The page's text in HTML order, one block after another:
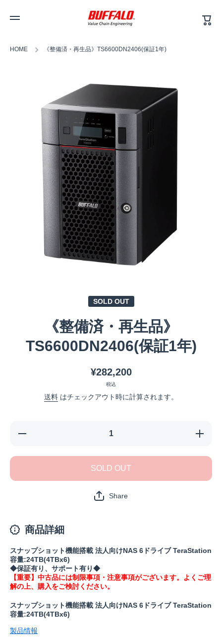
ー
ト
HOME 《整備済・再生品》TS6600DN2406(保証1年)
SOLD OUT
《整備済・再生品》
TS6600DN2406(保証1年)
¥282,200
税込
送料 はチェックアウト時に計算されます。
《整備済・再生
《整備
証1年)
SOLD OUT
Share
商品詳細
スナップショット機能搭載 法人向けNAS 6ドライブ TeraStation
容量:24TB(4TBx6)
◆保証有り、サポート有り◆
【重要】中古品には制限事項・注意事項がございます。よくご理
解の上、購入をご検討ください。
スナップショット機能搭載 法人向けNAS 6ドライブ TeraStation
容量:24TB(4TBx6)
製品情報